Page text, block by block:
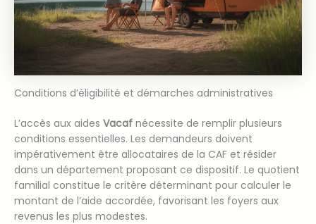
Conditions d’éligibilité et démarches administratives
L’accès aux aides Vacaf nécessite de remplir plusieurs
conditions essentielles. Les demandeurs doivent
impérativement être allocataires de la CAF et résider
dans un département proposant ce dispositif. Le quotient
familial constitue le critère déterminant pour calculer le
montant de l’aide accordée, favorisant les foyers aux
revenus les plus modestes.